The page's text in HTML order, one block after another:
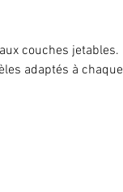
couches jetables.
adaptés à chaque